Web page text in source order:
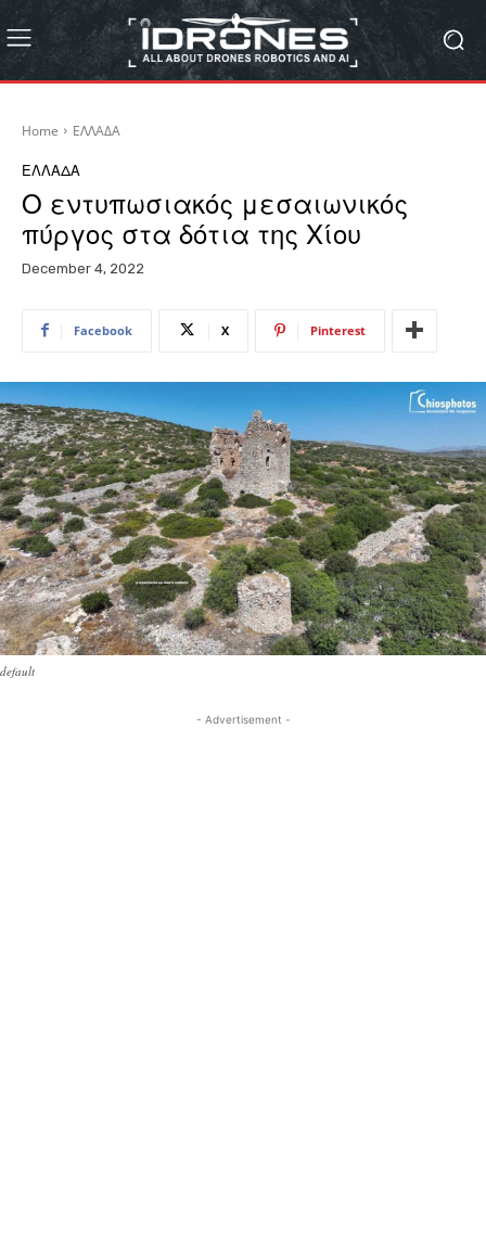
Home ΕΛΛΑΔΑ
ΕΛΛΑΔΑ
Ο εντυπωσιακός μεσαιωνικός
πύργος στα δότια της Χίου
December 4, 2022
Facebook X Pinterest
default
- Advertisement -